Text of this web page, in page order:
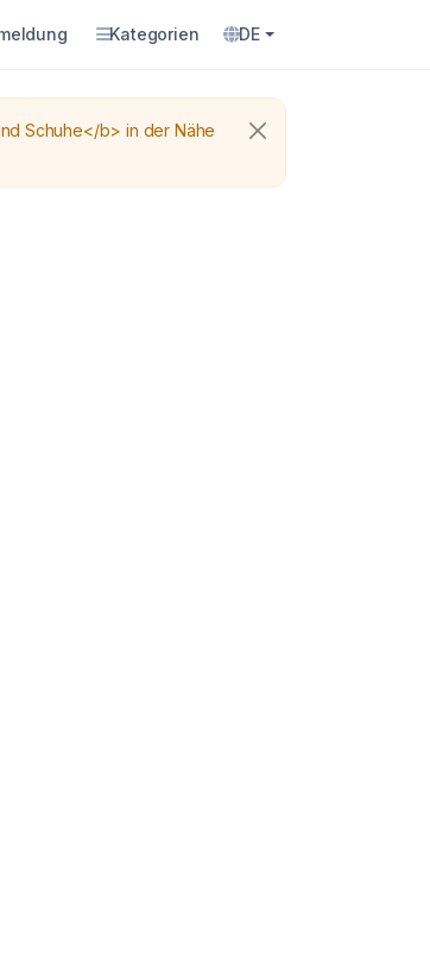
Kategorien DE
Schuhe</b> in der Nähe